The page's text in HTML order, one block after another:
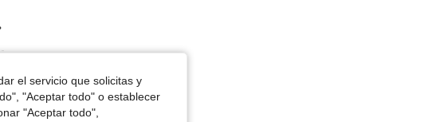
el servicio que solicitas y
"Aceptar todo" o establecer
"Aceptar todo",